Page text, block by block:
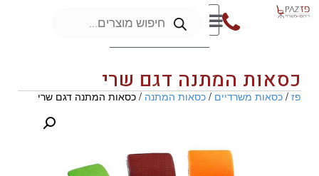
כסאות המתנה דגם שרי
פז/כסאות משרדיים/כסאות המתנה/ כסאות המתנה דגם שרי